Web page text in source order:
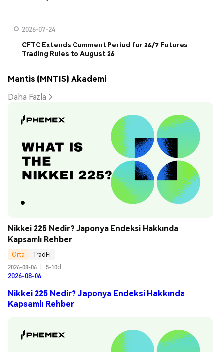
2026-07-24
CFTC Extends Comment Period for 24/7 Futures
Trading Rules to August 26
Mantis (MNTIS) Akademi
Daha Fazla
Nikkei 225 Nedir? Japonya Endeksi Hakkında
Kapsamlı Rehber
Orta
TradFi
2026-08-06
5-10d
2026-08-06
Nikkei 225 Nedir? Japonya Endeksi Hakkında
Kapsamlı Rehber